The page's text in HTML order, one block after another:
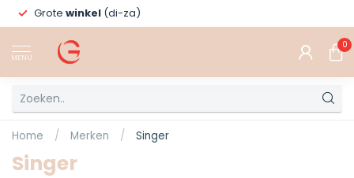
Grote winkel (di-za)
MENU
0
Home / Merken / Singer
Singer